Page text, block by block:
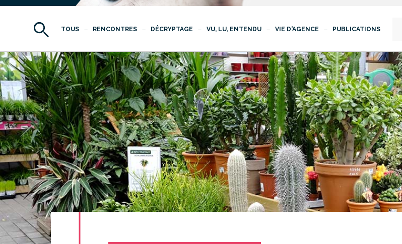
TOUS RENCONTRES DÉCRYPTAGE VU, LU, ENTENDU VIE D'AGENCE PUBLICATIONS